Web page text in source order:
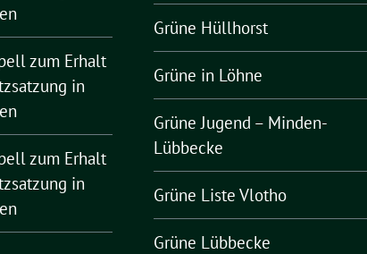
zum Erhalt
in
zum Erhalt
in
Grüne Hüllhorst
Grüne in Löhne
Grüne Jugend – Minden-
Lübbecke
Grüne Liste Vlotho
Grüne Lübbecke